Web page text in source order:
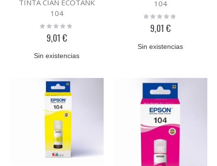
TINTA CIAN ECOTANK
104
Rating:
9,01 €
Sin existencias
104
Rating:
9,01 €
Sin existencias